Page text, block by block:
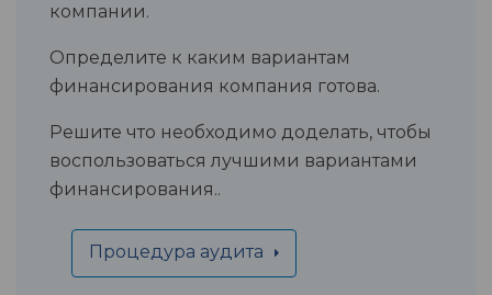
компании.
Определите к каким вариантам
финансирования компания готова.
Решите что необходимо доделать, чтобы
воспользоваться лучшими вариантами
финансирования..
Процедура аудита